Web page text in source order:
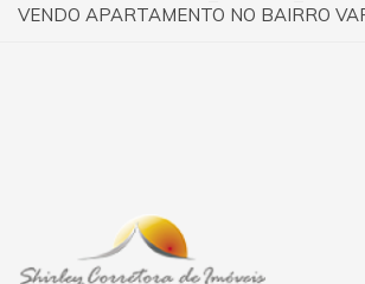
VENDO APARTAMENTO NO BAIRRO